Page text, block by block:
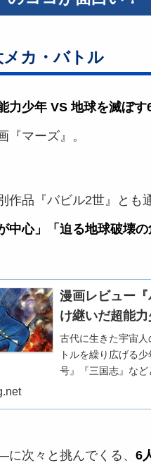
カ・バトル
力少年 VS 地球を滅ぼす6
『マーズ』。
作品『バビル2世』とも
中心」「迫る地球破壊の
漫画レビュー
け継いだ超能
古代に生きた宇宙
トルを繰り広げる
号』『三国志』な
す。連載は秋田書
次々と挑んでくる、 6